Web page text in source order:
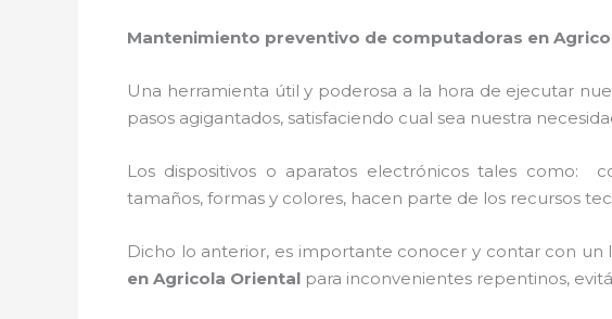
Mantenimiento preventivo de computadoras en
Una herramienta útil y poderosa a la hora de ejecutar
pasos agigantados, satisfaciendo cual sea nuestra
Los dispositivos o aparatos electrónicos tales como:
tamaños, formas y colores, hacen parte de los recursos
Dicho lo anterior, es importante conocer y contar con
en Agricola Oriental para inconvenientes repentinos,